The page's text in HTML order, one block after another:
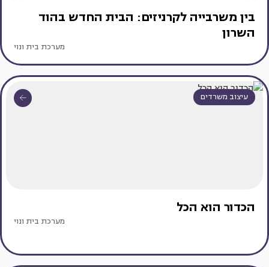
בין משרבייה לקרניזים: הבית החדש בהוד
השרון
מערכת בית ונוי
עיצוב משרדים
הכדור הוא הכל
מערכת בית ונוי